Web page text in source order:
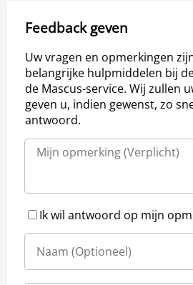
Feedback geven
Uw vragen en opmerkingen
belangrijke hulpmiddelen bij
de Mascus-service. Wij zullen
geven u, indien gewenst, zo
antwoord.
Ik wil antwoord op mijn